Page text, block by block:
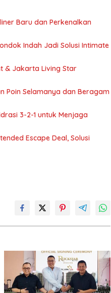
Baru dan Perkenalkan
Indah Jadi Solusi Intimate
& Jakarta Living Star
Poin Selamanya dan Beragam
3-2-1 untuk Menjaga
Escape Deal, Solusi